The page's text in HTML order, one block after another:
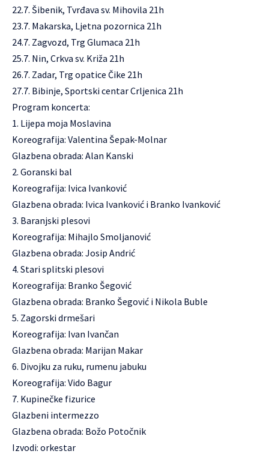
22.7. Šibenik, Tvrđava sv. Mihovila 21h
23.7. Makarska, Ljetna pozornica 21h
24.7. Zagvozd, Trg Glumaca 21h
25.7. Nin, Crkva sv. Križa 21h
26.7. Zadar, Trg opatice Čike 21h
27.7. Bibinje, Sportski centar Crljenica 21h
Program koncerta:
1. Lijepa moja Moslavina
Koreografija: Valentina Šepak-Molnar
Glazbena obrada: Alan Kanski
2. Goranski bal
Koreografija: Ivica Ivanković
Glazbena obrada: Ivica Ivanković i Branko Ivanković
3. Baranjski plesovi
Koreografija: Mihajlo Smoljanović
Glazbena obrada: Josip Andrić
4. Stari splitski plesovi
Koreografija: Branko Šegović
Glazbena obrada: Branko Šegović i Nikola Buble
5. Zagorski drmešari
Koreografija: Ivan Ivančan
Glazbena obrada: Marijan Makar
6. Divojku za ruku, rumenu jabuku
Koreografija: Vido Bagur
7. Kupinečke fizurice
Glazbeni intermezzo
Glazbena obrada: Božo Potočnik
Izvodi: orkestar